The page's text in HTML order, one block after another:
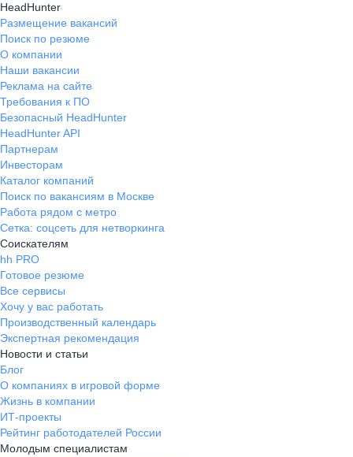
HeadHunter
Размещение вакансий
Поиск по резюме
О компании
Наши вакансии
Реклама на сайте
Требования к ПО
Безопасный HeadHunter
HeadHunter API
Партнерам
Инвесторам
Каталог компаний
Поиск по вакансиям в Москве
Работа рядом с метро
Сетка: соцсеть для нетворкинга
Соискателям
hh PRO
Готовое резюме
Все сервисы
Хочу у вас работать
Производственный календарь
Экспертная рекомендация
Новости и статьи
Блог
О компаниях в игровой форме
Жизнь в компании
ИТ-проекты
Рейтинг работодателей России
Молодым специалистам